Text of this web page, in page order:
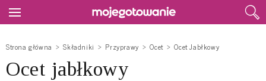
Strona główna Składniki Przyprawy Ocet Ocet Jabłkowy
Ocet jabłkowy